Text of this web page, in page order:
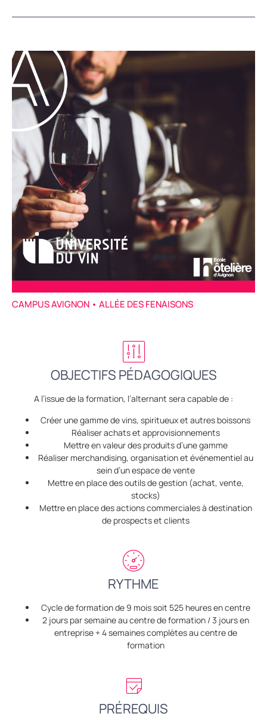
CAMPUS AVIGNON • ALLÉE DES FENAISONS
OBJECTIFS PÉDAGOGIQUES
A l’issue de la formation, l’alternant sera capable de :
Créer une gamme de vins, spiritueux et autres boissons
Réaliser achats et approvisionnements
Mettre en valeur des produits d’une gamme
Réaliser merchandising, organisation et événementiel au
sein d’un espace de vente
Mettre en place des outils de gestion (achat, vente,
stocks)
Mettre en place des actions commerciales à destination
de prospects et clients
RYTHME
Cycle de formation de 9 mois soit 525 heures en centre
2 jours par semaine au centre de formation / 3 jours en
entreprise + 4 semaines complètes au centre de
formation
PRÉREQUIS